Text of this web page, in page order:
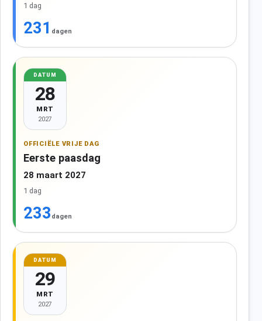
1 dag
231 dagen
DATUM
28
MRT
2027
OFFICIËLE VRIJE DAG
Eerste paasdag
28 maart 2027
1 dag
233 dagen
DATUM
29
MRT
2027